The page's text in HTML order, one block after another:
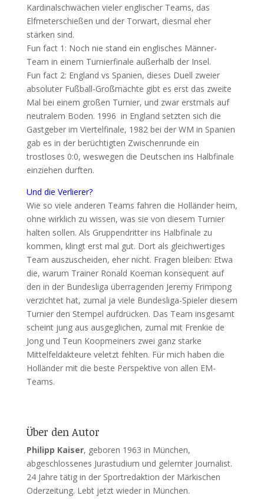
Kardinalschwächen vieler englischer Teams, das
Elfmeterschießen und der Torwart, diesmal eher
stärken sind.
Fun fact 1: Noch nie stand ein englisches Männer-
Team in einem Turnierfinale außerhalb der Insel.
Fun fact 2: England vs Spanien, dieses Duell zweier
absoluter Fußball-Großmächte gibt es erst das zweite
Mal bei einem großen Turnier, und zwar erstmals auf
neutralem Boden. 1996 in England setzten sich die
Gastgeber im Viertelfinale, 1982 bei der WM in Spanien
gab es in der berüchtigten Zwischenrunde ein
trostloses 0:0, weswegen die Deutschen ins Halbfinale
einziehen durften.
Und die Verlierer?
Wie so viele anderen Teams fahren die Holländer heim,
ohne wirklich zu wissen, was sie von diesem Turnier
halten sollen. Als Gruppendritter ins Halbfinale zu
kommen, klingt erst mal gut. Dort als gleichwertiges
Team auszuscheiden, eher nicht. Fragen bleiben: Etwa
die, warum Trainer Ronald Koeman konsequent auf
den in der Bundesliga überragenden Jeremy Frimpong
verzichtet hat, zumal ja viele Bundesliga-Spieler diesem
Turnier den Stempel aufdrücken. Das Team insgesamt
scheint jung aus ausgeglichen, zumal mit Frenkie de
Jong und Teun Koopmeiners zwei ganz starke
Mittelfeldakteure veletzt fehlten. Für mich haben die
Holländer mit die beste Perspektive von allen EM-
Teams.
Über den Autor
Philipp Kaiser, geboren 1963 in München,
abgeschlossenes Jurastudium und gelernter Journalist.
24 Jahre tätig in der Sportredaktion der Märkischen
Oderzeitung. Lebt jetzt wieder in München.